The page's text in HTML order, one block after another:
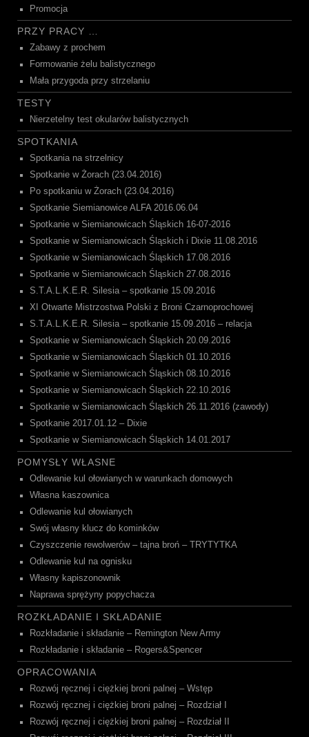
Promocja
PRZY PRACY …
Zabawy z prochem
Formowanie żelu balistycznego
Mała przygoda przy strzelaniu
TESTY
Nierzetelny test okularów balistycznych
SPOTKANIA
Spotkania na strzelnicy
Spotkanie w Żorach (23.04.2016)
Po spotkaniu w Żorach (23.04.2016)
Spotkanie Siemianowice ALFA 2016.06.04
Spotkanie w Siemianowicach Śląskich 16-07-2016
Spotkanie w Siemianowicach Śląskich i Dixie 11.08.2016
Spotkanie w Siemianowicach Śląskich 17.08.2016
Spotkanie w Siemianowicach Śląskich 27.08.2016
S.T.A.L.K.E.R. Silesia – spotkanie 15.09.2016
XI Otwarte Mistrzostwa Polski z Broni Czarnoprochowej
S.T.A.L.K.E.R. Silesia – spotkanie 15.09.2016 – relacja
Spotkanie w Siemianowicach Śląskich 20.09.2016
Spotkanie w Siemianowicach Śląskich 01.10.2016
Spotkanie w Siemianowicach Śląskich 08.10.2016
Spotkanie w Siemianowicach Śląskich 22.10.2016
Spotkanie w Siemianowicach Śląskich 26.11.2016 (zawody)
Spotkanie 2017.01.12 – Dixie
Spotkanie w Siemianowicach Śląskich 14.01.2017
POMYSŁY WŁASNE
Odlewanie kul ołowianych w warunkach domowych
Własna kaszownica
Odlewanie kul ołowianych
Swój własny klucz do kominków
Czyszczenie rewolwerów – tajna broń – TRYTYTKA
Odlewanie kul na ognisku
Własny kapiszonownik
Naprawa sprężyny popychacza
ROZKŁADANIE I SKŁADANIE
Rozkładanie i składanie – Remington New Army
Rozkładanie i składanie – Rogers&Spencer
OPRACOWANIA
Rozwój ręcznej i ciężkiej broni palnej – Wstęp
Rozwój ręcznej i ciężkiej broni palnej – Rozdział I
Rozwój ręcznej i ciężkiej broni palnej – Rozdział II